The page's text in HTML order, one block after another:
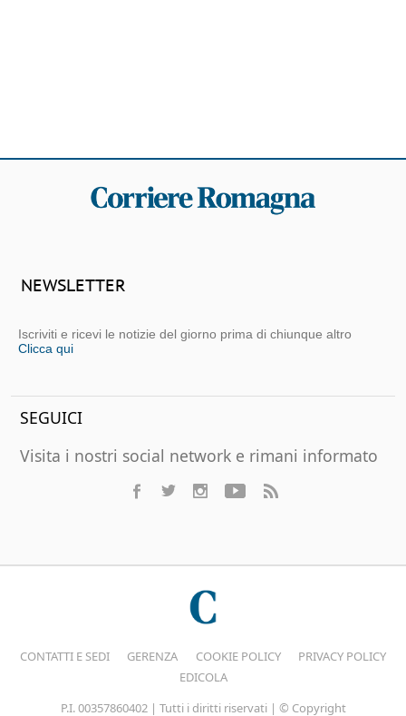
NEWSLETTER
Iscriviti e ricevi le notizie del giorno prima di chiunque altro
Clicca qui
SEGUICI
Visita i nostri social network e rimani informato
CONTATTI E SEDI GERENZA COOKIE POLICY
PRIVACY POLICY
EDICOLA
P.I. 00357860402 | Tutti i diritti riservati | © Copyright